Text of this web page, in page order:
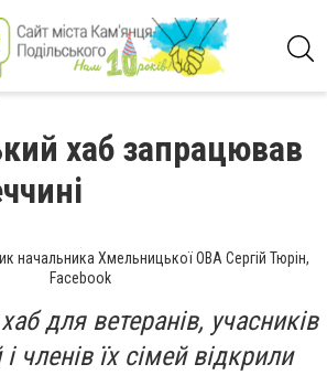
хаб запрацював
начальника Хмельницької ОВА Сергій Тюрін,
Facebook
для ветеранів, учасників
членів їх сімей відкрили